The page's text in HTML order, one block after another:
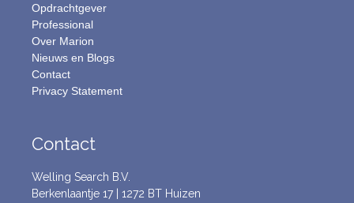
Opdrachtgever
Professional
Over Marion
Nieuws en Blogs
Contact
Privacy Statement
Contact
Welling Search B.V.
Berkenlaantje 17 | 1272 BT Huizen